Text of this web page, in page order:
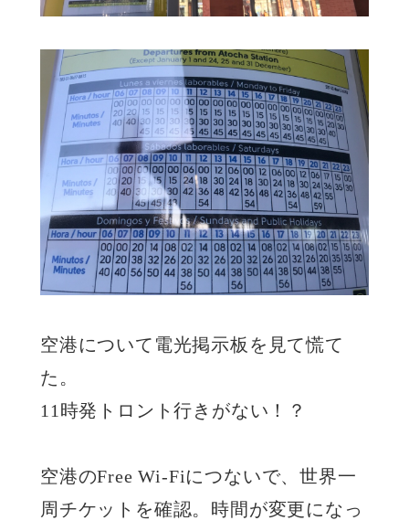
空港について電光掲示板を見て慌て
た。
11時発トロント行きがない！？
空港のFree Wi-Fiにつないで、世界一
周チケットを確認。時間が変更になっ